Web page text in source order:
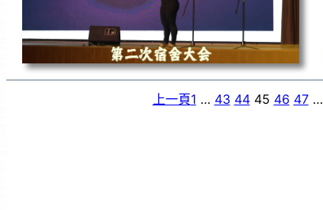
上一頁1 … 43 44 45 46 47 …